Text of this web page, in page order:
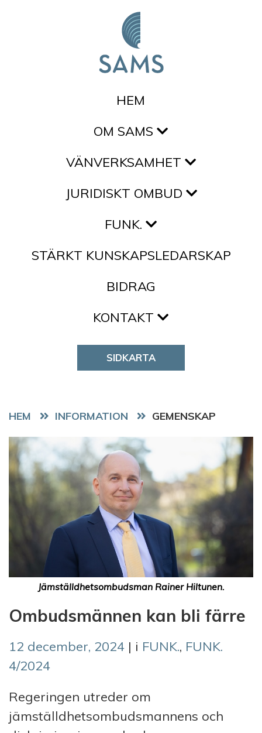
HEM
OM SAMS
VÄNVERKSAMHET
JURIDISKT OMBUD
FUNK.
STÄRKT KUNSKAPSLEDARSKAP
BIDRAG
KONTAKT
SIDKARTA
HEM GEMENSKAP
Jämställdhetsombudsman Rainer Hiltunen.
Ombudsmännen kan bli färre
12 december, 2024 | i FUNK., FUNK.
4/2024
Regeringen utreder om
jämställdhetsombudsmannens och